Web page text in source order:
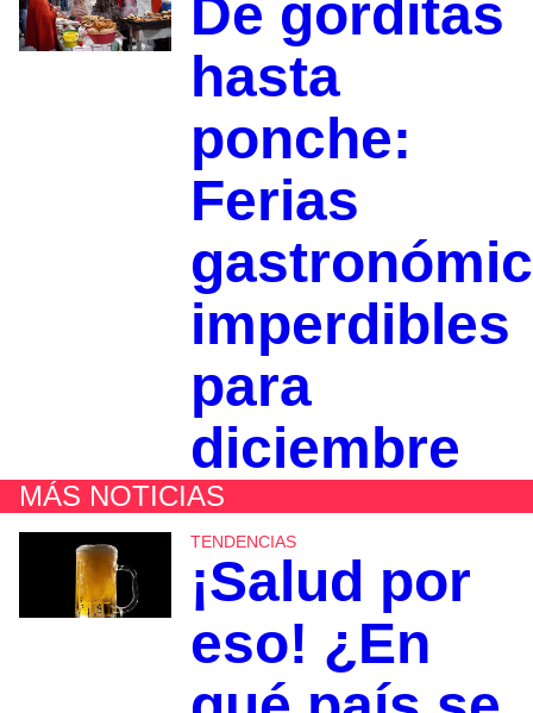
De gorditas
hasta
ponche:
Ferias
imperdibles
para
diciembre
MÁS NOTICIAS
TENDENCIAS
¡Salud por
eso! ¿En